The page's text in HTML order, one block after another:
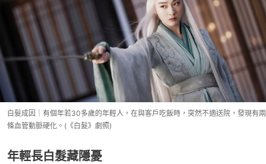
白髮成因｜有個年若30多歲的年輕人，在與客戶吃飯時，突然不適送院，發現有兩
條血管動脈硬化。(《白髮》劇照)
年輕長白髮藏隱憂